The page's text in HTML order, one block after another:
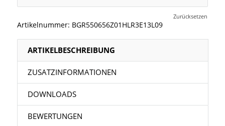
Zurücksetzen
Artikelnummer: BGR550656Z01HLR3E13L09
ARTIKELBESCHREIBUNG
ZUSATZINFORMATIONEN
DOWNLOADS
BEWERTUNGEN